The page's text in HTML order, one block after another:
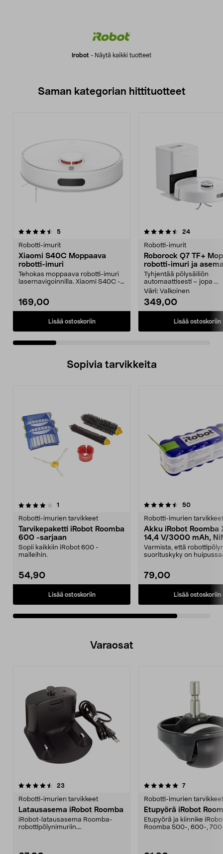
Irobot - Näytä kaikki tuotteet
Saman kategorian hittituotteet
5arvostelut
Robotti-imurit
Xiaomi S40C Moppaava
robotti-imuri
Tehokas moppaava robotti-imuri
lasernavigoinnilla. Xiaomi S40C -
169,00
Lisää ostoskoriin
4.5 viidestä
24arvostelut
Robotti-imurit
Roborock Q7 TF+
robotti-imuri ja
Tyhjentää pölysäiliön
automaattisesti – jopa ...
Väri: Valkoinen
349,00
Lisää ostoskoriin
5.0 viidestä
Sopivia tarvikkeita
1
Robotti-imurien tarvikkeet
Tarvikepaketti iRobot Roomba
600 -sarjaan
Sopii kaikkiin iRobot 600 -
malleihin.
54,90
Lisää ostoskoriin
4.5viidestä
50arvostelut
Robotti-imurien tarvikkeet
Akku iRobot Roomba
14,4 V/3000 mAh,
Varmista, että
suorituskyky on
79,00
Lisää ostoskoriin
Varaosat
23
Robotti-imurien tarvikkeet
Latausasema iRobot Roomba
iRobot-latausasema Roomba-
robottipölynimuriin.
5.0viidestä
7arvostelut
Robotti-imurien tarvikkeet
Etupyörä iRobot
Etupyörä ja kiinnike
Roomba 500-, 600-,
5.0viidestä